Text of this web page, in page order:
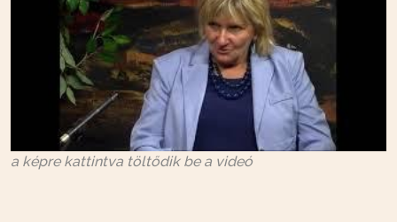
a képre kattintva töltődik be a videó